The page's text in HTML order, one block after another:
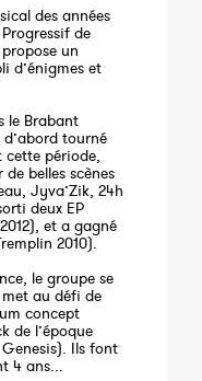
des années
de
un
d’énigmes et
le Brabant
tourné
cette période,
de belles scènes
Jyva’Zik, 24h
deux EP
et a gagné
2010).
le groupe se
au défi de
concept
de l’époque
Ils font
4 ans...